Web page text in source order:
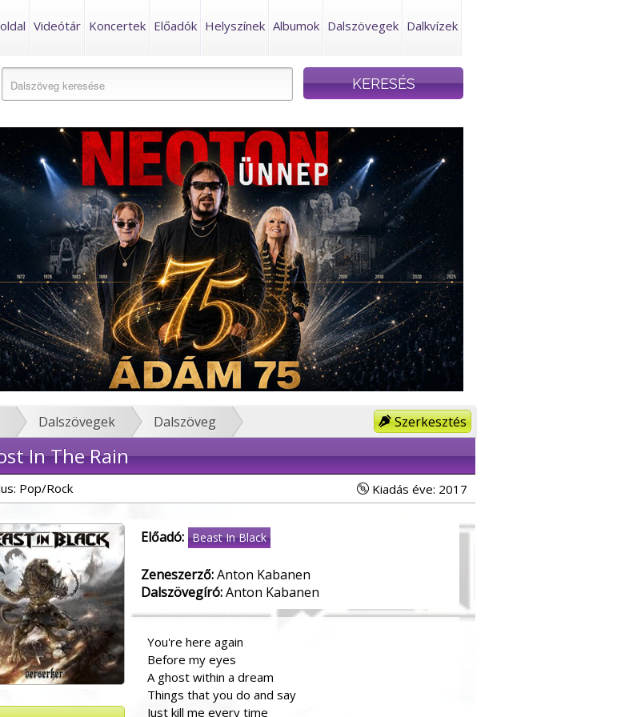
Videótár Koncertek Előadók Helyszínek Albumok Dalszövegek Dalkvízek
Szerkesztés
Dalszövegek Dalszöveg
In The Rain
Pop/Rock Kiadás éve: 2017
Előadó: Beast In Black
Zeneszerző:Anton Kabanen
Dalszövegíró:Anton Kabanen
You're here again
Before my eyes
A ghost within a dream
Things that you do and say
Just kill me every time